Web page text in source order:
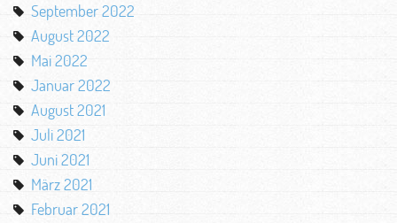
September 2022
August 2022
Mai 2022
Januar 2022
August 2021
Juli 2021
Juni 2021
März 2021
Februar 2021